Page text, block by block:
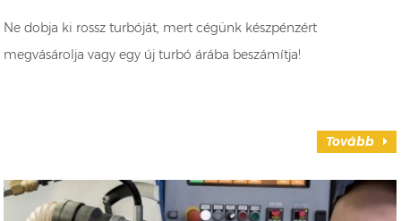
Ne dobja ki rossz turbóját, mert cégünk készpénzért
megvásárolja vagy egy új turbó árába beszámítja!
Tovább